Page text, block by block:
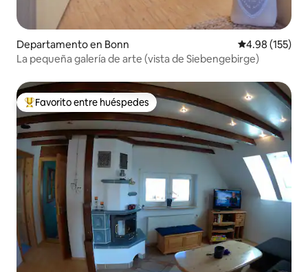
Departamento en Bonn Calificación
4.98 (155)
La pequeña galería de arte (vista de Siebengebirge)
De los mejores en Favorito entre huéspedes
Favorito entre huéspedes